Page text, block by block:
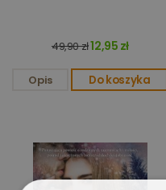
49,90 zł12,95 zł
Opis Do koszyka